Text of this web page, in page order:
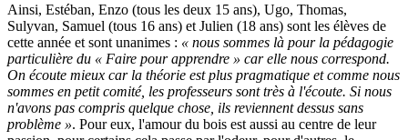
Ainsi, Estéban, Enzo (tous les deux 15 ans), Ugo, Thomas,
Sulyvan, Samuel (tous 16 ans) et Julien (18 ans) sont les élèves de
cette année et sont unanimes : « nous sommes là pour la pédagogie
particulière du « Faire pour apprendre » car elle nous correspond.
On écoute mieux car la théorie est plus pragmatique et comme nous
sommes en petit comité, les professeurs sont très à l'écoute. Si nous
n'avons pas compris quelque chose, ils reviennent dessus sans
problème ». Pour eux, l'amour du bois est aussi au centre de leur